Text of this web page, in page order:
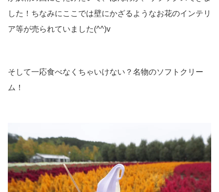
した！ちなみにここでは壁にかざるようなお花のインテリ
ア等が売られていました(^^)v
そして一応食べなくちゃいけない？名物のソフトクリー
ム！